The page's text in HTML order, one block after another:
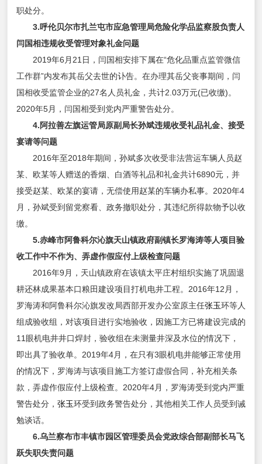
职处分。
3.呼伦贝尔市扎兰屯市应急管理局危险化学品监察股负责人
闫国相违规收受管理对象礼金问题
2019年6月21日，闫国相安排下属在“危化品重点监管微信
工作群”内发布其岳父去世的讣告。在办理其岳父丧事期间，闫
国相收受监管企业的27名人员礼金，共计2.03万元(已收缴)。
2020年5月，闫国相受到党内严重警告处分。
4.阿拉善左旗运管局原副局长孙斌违规收受礼品礼金、接受
宴请等问题
2016年至2018年期间，孙斌多次收受非法营运车辆人员赵
某、欧某等人赠送的香烟、白酒等礼品和礼金共计6890元，并
接受赵某、欧某的宴请，无偿使用赵某的车辆办私事。2020年4
月，孙斌受到留党察看、政务撤职处分，其违纪所得款物予以收
缴。
5.赤峰市阿鲁科尔沁旗天山镇政府副镇长罗海涛等人项目验
收工作中不作为、弄虚作假应付上级检查问题
2016年9月，天山镇政府在该镇太平庄村组织实施了巩固退
耕还林成果基本口粮田建设项目打机电井工程。2016年12月，
罗海涛和阿鲁科尔沁旗发改局西部开发办公室原主任张玉环等人
组成验收组，对该项目进行实地验收，因施工方已将建设完成的
11眼机电井井口焊封，验收组在未测量井深及水位的情况下，
即出具了验收单。2019年4月，在只有3眼机电井能够正常使用
的情况下，罗海涛与该项目施工方签订虚假合同，补充相关条
款，弄虚作假应付上级检查。2020年4月，罗海涛受到党内严重
警告处分， 张玉环受到政务警告处分，其他相关工作人员受到诫
勉谈话。
6.乌兰察布市丰镇市园区管理委员会党政综合部副部长马飞
跃失职失责问题